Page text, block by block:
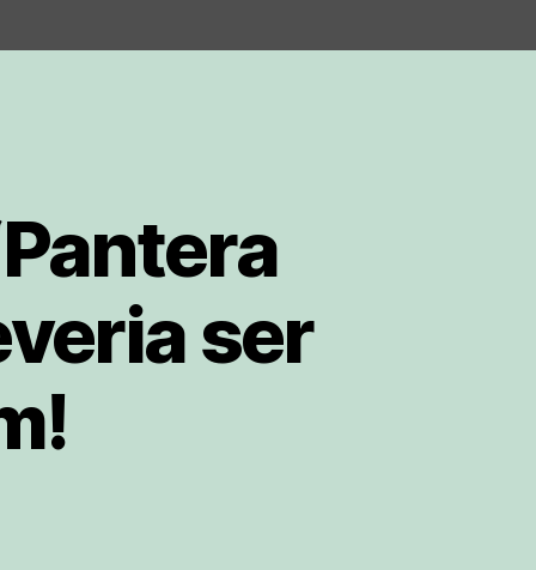
ser